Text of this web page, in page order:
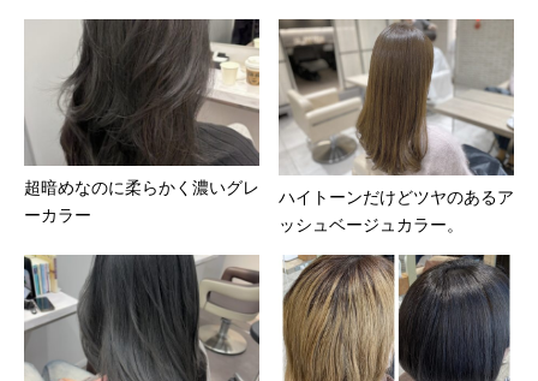
超暗めなのに柔らかく濃いグレ
ーカラー
ハイトーンだけどツヤのあるア
ッシュベージュカラー。